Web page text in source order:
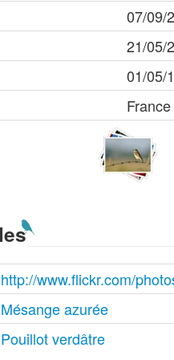
07/09/
21/05/
01/05/
France
http://www.flickr.com/
Mésange azurée
Pouillot verdâtre